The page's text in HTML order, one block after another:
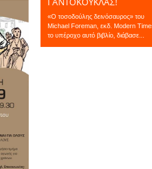
«Ο τοσοδούλης δεινόσαυρος» του
Michael Foreman, εκδ. Modern
το υπέροχο αυτό βιβλίο, διάβασε...